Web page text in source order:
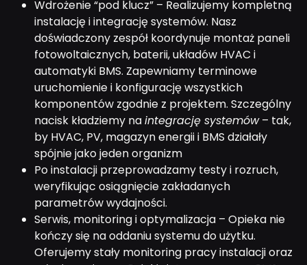
Wdrożenie “pod klucz” – Realizujemy kompletną
instalację i integrację systemów. Nasz
doświadczony zespół koordynuje montaż paneli
fotowoltaicznych, baterii, układów HVAC i
automatyki BMS. Zapewniamy terminowe
uruchomienie i konfigurację wszystkich
komponentów zgodnie z projektem. Szczególny
nacisk kładziemy naintegrację systemów– tak,
by HVAC, PV, magazyn energii i BMS działały
spójnie jako jeden organizm
Po instalacji przeprowadzamy testy i rozruch,
weryfikując osiągnięcie zakładanych
parametrów wydajności.
Serwis, monitoring i optymalizacja – Opieka nie
kończy się na oddaniu systemu do użytku.
Oferujemy stały monitoring pracy instalacji oraz